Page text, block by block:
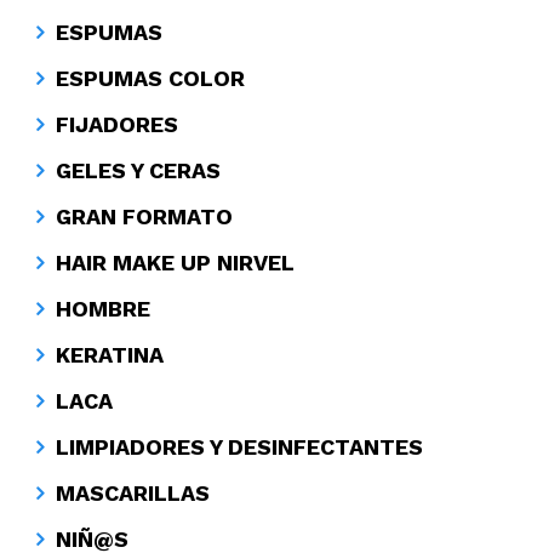
ESPUMAS
ESPUMAS COLOR
FIJADORES
GELES Y CERAS
GRAN FORMATO
HAIR MAKE UP NIRVEL
HOMBRE
KERATINA
LACA
LIMPIADORES Y DESINFECTANTES
MASCARILLAS
NIÑ@S